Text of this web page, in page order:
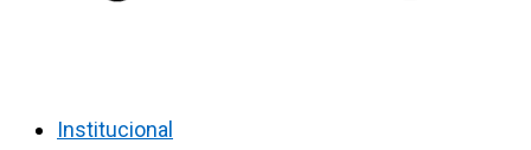
Institucional